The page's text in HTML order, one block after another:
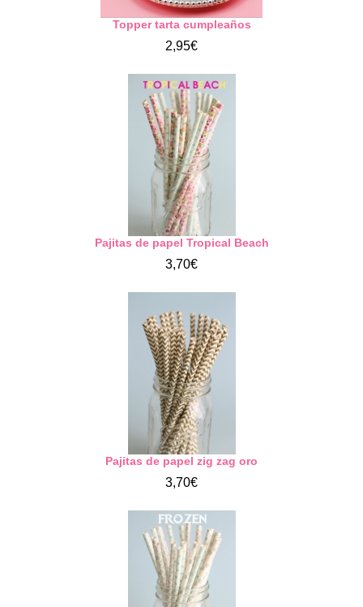
Topper tarta cumpleaños
2,95€
Pajitas de papel Tropical Beach
3,70€
Pajitas de papel zig zag oro
3,70€